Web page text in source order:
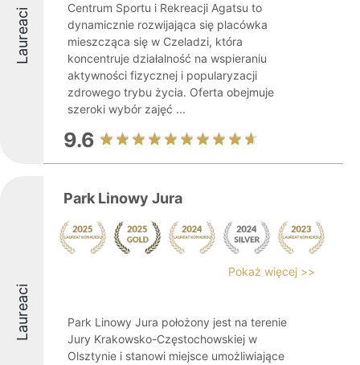
Laureaci
Centrum Sportu i Rekreacji Agatsu to
dynamicznie rozwijająca się placówka
mieszcząca się w Czeladzi, która
koncentruje działalność na wspieraniu
aktywności fizycznej i popularyzacji
zdrowego trybu życia. Oferta obejmuje
szeroki wybór zajęć ...
9.6
Laureaci
Park Linowy Jura
Pokaż więcej >>
Park Linowy Jura położony jest na terenie
Jury Krakowsko-Częstochowskiej w
Olsztynie i stanowi miejsce umożliwiające